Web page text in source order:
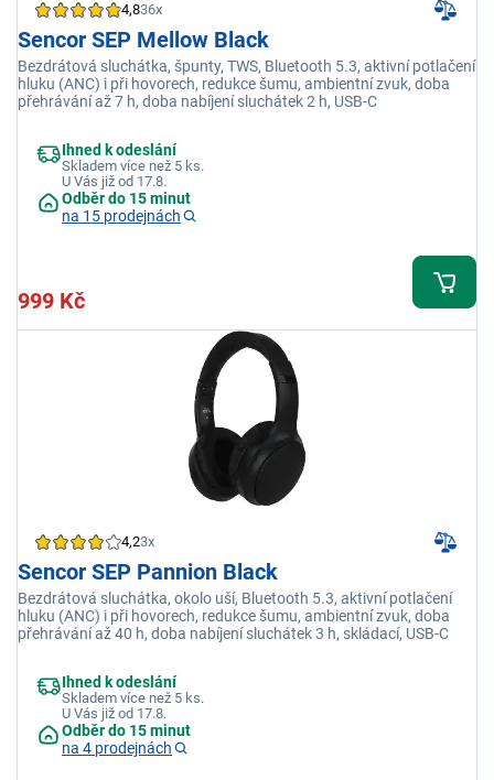
4,836x
Sencor SEP Mellow Black
Bezdrátová sluchátka, špunty, TWS, Bluetooth 5.3, aktivní potlačení
hluku (ANC) i při hovorech, redukce šumu, ambientní zvuk, doba
přehrávání až 7 h, doba nabíjení sluchátek 2 h, USB-C
Ihned k odeslání
Skladem více než 5 ks.
U Vás již od 17.8.
Odběr do 15 minut
na 15 prodejnách
999 Kč
4,23x
Sencor SEP Pannion Black
Bezdrátová sluchátka, okolo uší, Bluetooth 5.3, aktivní potlačení
hluku (ANC) i při hovorech, redukce šumu, ambientní zvuk, doba
přehrávání až 40 h, doba nabíjení sluchátek 3 h, skládací, USB-C
Ihned k odeslání
Skladem více než 5 ks.
U Vás již od 17.8.
Odběr do 15 minut
na 4 prodejnách